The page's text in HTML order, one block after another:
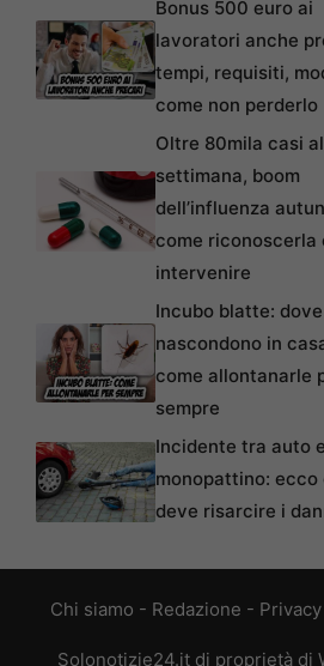
Bonus 500 euro ai
lavoratori anche
tempi, requisiti,
come non perderlo
Oltre 80mila casi
settimana, boom
dell’influenza
come riconoscerla
intervenire
Incubo blatte:
nascondono in
come allontanarle
sempre
Incidente tra auto e
monopattino: ecco
deve risarcire i
Chi siamo - Redazione -
Solonotizie24.it di proprietà di